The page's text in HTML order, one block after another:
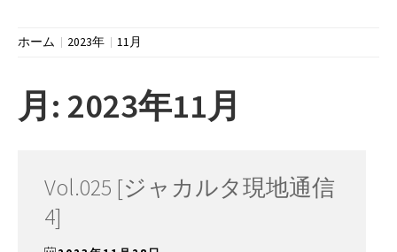
ホーム 2023年 11月
月: 2023年11月
Vol.025 [ジャカルタ現地通信
4]